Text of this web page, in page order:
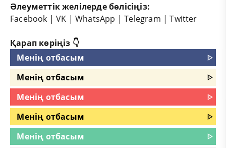
Әлеуметтік желілерде бөлісіңіз:
Facebook |VK |WhatsApp |Telegram |Twitter
Қарап көріңіз 👇
Менің отбасым
ᐈ
Менің отбасым
ᐈ
Менің отбасым
ᐈ
Менің отбасым
ᐈ
Менің отбасым
ᐈ